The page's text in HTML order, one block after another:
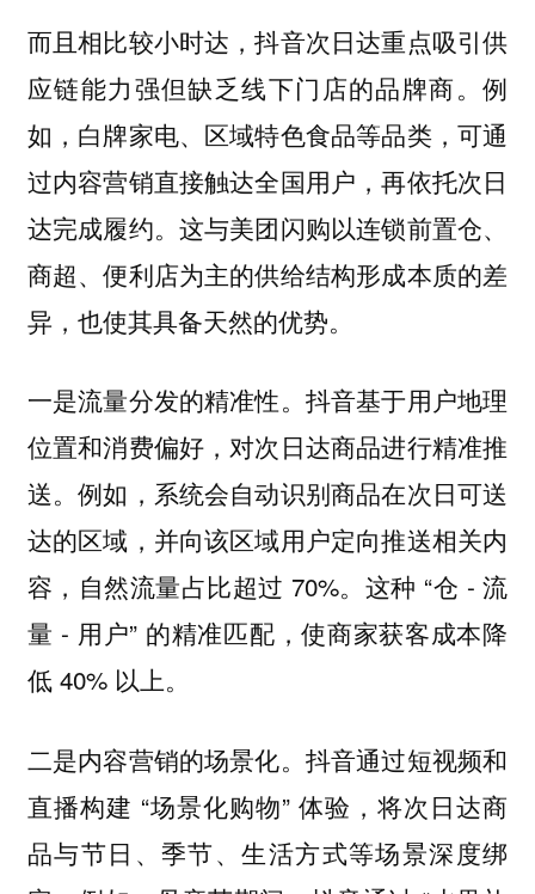
而且相比较小时达，抖音次日达重点吸引供
应链能力强但缺乏线下门店的品牌商。例
如，白牌家电、区域特色食品等品类，可通
过内容营销直接触达全国用户，再依托次日
达完成履约。这与美团闪购以连锁前置仓、
商超、便利店为主的供给结构形成本质的差
异，也使其具备天然的优势。
一是流量分发的精准性。抖音基于用户地理
位置和消费偏好，对次日达商品进行精准推
送。例如，系统会自动识别商品在次日可送
达的区域，并向该区域用户定向推送相关内
容，自然流量占比超过 70%。这种 “仓 - 流
量 - 用户” 的精准匹配，使商家获客成本降
低 40% 以上。
二是内容营销的场景化。抖音通过短视频和
直播构建 “场景化购物” 体验，将次日达商
品与节日、季节、生活方式等场景深度绑